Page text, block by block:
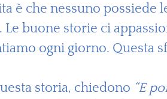
è che nessuno possiede
buone storie ci
ogni giorno. Questa
storia, chiedono “E